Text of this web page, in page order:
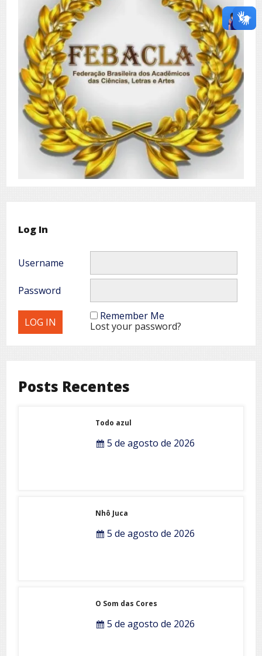
Log In
Username
Password
Remember Me
Lost your password?
Posts Recentes
Todo azul
5 de agosto de 2026
Nhô Juca
5 de agosto de 2026
O Som das Cores
5 de agosto de 2026